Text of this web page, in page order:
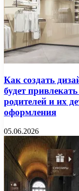
Как создать
будет
родителей и их
оформления
05.06.2026